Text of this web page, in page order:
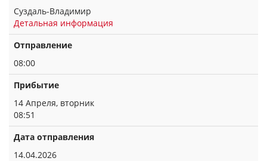
Суздаль-Владимир
Детальная информация
Отправление
08:00
Прибытие
14 Апреля, вторник
08:51
Дата отправления
14.04.2026